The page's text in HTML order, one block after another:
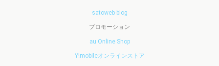
satoweb-blog
プロモーション
au Online Shop
Y!mobileオンラインストア